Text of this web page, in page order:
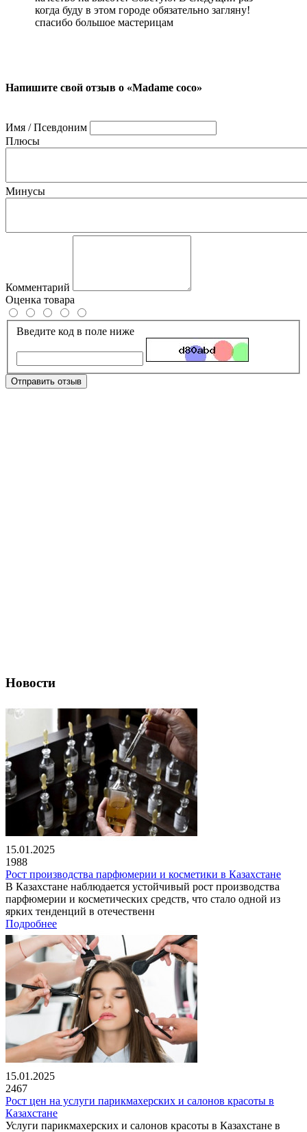
когда буду в этом городе обязательно загляну!
спасибо большое мастерицам
Напишите свой отзыв о «Madame coco»
Имя / Псевдоним
Плюсы
Минусы
Комментарий
Оценка товара
Введите код в поле ниже
Отправить отзыв
Новости
15.01.2025
1988
Рост производства парфюмерии и косметики в Казахстане
В Казахстане наблюдается устойчивый рост производства
парфюмерии и косметических средств, что стало одной из
ярких тенденций в отечественн
Подробнее
15.01.2025
2467
Рост цен на услуги парикмахерских и салонов красоты в
Казахстане
Услуги парикмахерских и салонов красоты в Казахстане в